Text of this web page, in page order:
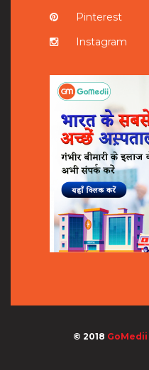
Pinterest
Instagram
© 2018 GoMedii